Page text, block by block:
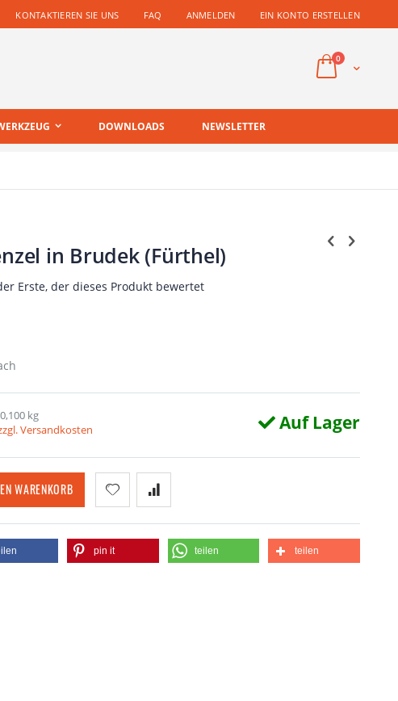
KONTAKTIEREN SIE UNS FAQ ANMELDEN EIN KONTO ERSTELLEN
Cart
0Artikel
DOWNLOADS NEWSLETTER
in Brudek (Fürthel)
Erste, der dieses Produkt bewertet
kg
Versandkosten Auf Lager
WARENKORB
pin it teilen teilen